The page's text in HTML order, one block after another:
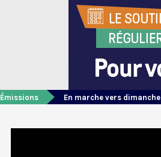
Émissions En marche vers dimanche